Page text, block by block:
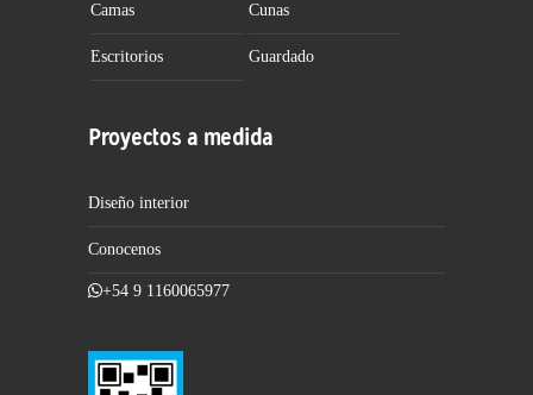
Camas Cunas
Escritorios Guardado
Proyectos a medida
Diseño interior
Conocenos
+54 9 1160065977